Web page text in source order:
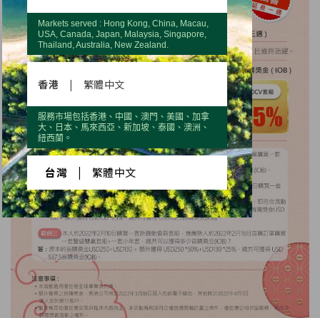
Markets served : Hong Kong, China, Macau,
USA, Canada, Japan, Malaysia, Singapore,
Thailand, Australia, New Zealand.
香港 | 繁體中文
服務市場包括香港、中國、澳門、美國、加拿
大、日本、馬來西亞、新加坡、泰國、澳洲、
紐西蘭。
台灣 繁體中文